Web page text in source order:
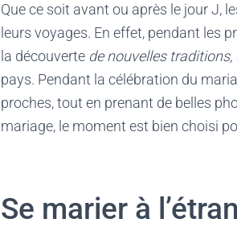
Que ce soit avant ou après le jour J,
leurs voyages. En effet, pendant les
la découverte de nouvelles
pays. Pendant la célébration du
proches, tout en prenant de belles
mariage, le moment est bien choisi
Se marier à